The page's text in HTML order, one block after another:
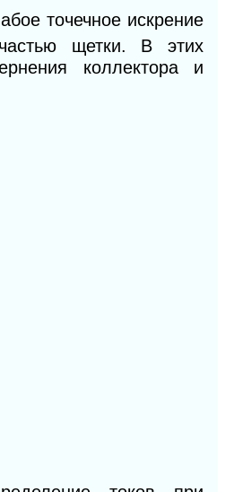
точечное искрение
щетки. В этих
коллектора и